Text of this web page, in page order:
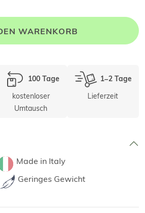
WARENKORB
100 Tage
kostenloser
Umtausch
1–2 Tage
Lieferzeit
Made in Italy
Geringes Gewicht